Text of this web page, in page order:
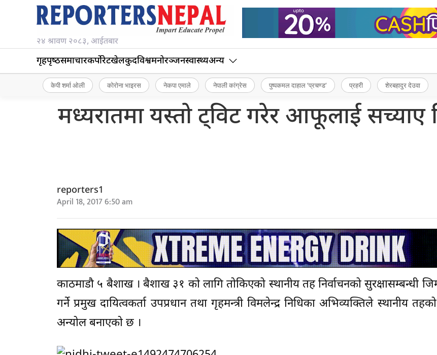
२४ श्रावण २०८३, आईतबार
गृहपृष्‍ठसमाचारकर्पोरेटखेलकुदविश्वमनोरञ्जनस्वास्थ्यअन्य
केपी शर्मा ओली कोरोना भाइरस नेकपा एमाले नेपाली कांग्रेस पुष्पकमल दाहाल ‘प्रचण्ड’ प्रहरी शेरबहादुर देउवा
मध्यरातमा यस्तो ट्विट गरेर आफूलाई सच्याए
reporters1
April 18, 2017 6:50 am
काठमाडौ ५ बैशाख । बैशाख ३१ को लागि तोकिएको स्थानीय तह निर्वाचनको सुरक्षासम्बन्धी
गर्ने प्रमुख दायित्वकर्ता उपप्रधान तथा गृहमन्त्री विमलेन्द्र निधिका अभिव्यक्तिले स्थानीय तहको
अन्योल बनाएको छ ।